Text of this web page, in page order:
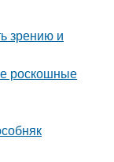
зрению и
роскошные